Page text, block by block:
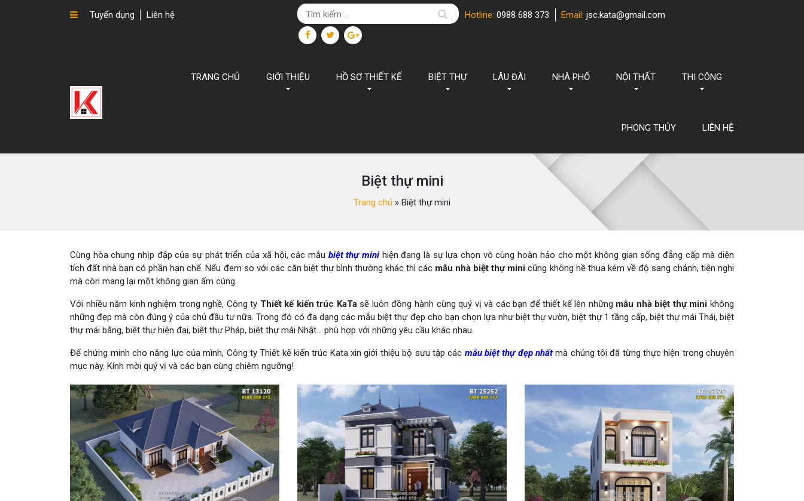
Tuyển dụng Liên hệ Hotline: 0988 688 373 Email: jsc.kata@gmail.com
TRANG CHỦ GIỚI THIỆU HỒ SƠ THIẾT KẾ BIỆT THỰ LÂU ĐÀI NHÀ PHỐ NỘI THẤT THI CÔNG
PHONG THỦY LIÊN HỆ
Biệt thự mini
Trang chủ » Biệt thự mini
Cùng hòa chung nhịp đập của sự phát triển của xã hội, các mẫu biệt thự minihiện đang là sự lựa chọn vô cùng hoàn hảo cho một không gian sống đẳng cấp mà diện
tích đất nhà bạn có phần hạn chế. Nếu đem so với các căn biệt thự bình thường khác thì các mẫu nhà biệt thự mini cũng không hề thua kém về độ sang chảnh, tiện nghi
mà còn mang lại một không gian ấm cúng.
Với nhiều năm kinh nghiệm trong nghề, Công ty Thiết kế kiến trúc KaTasẽ luôn đồng hành cùng quý vị và các bạn để thiết kế lên những mẫu nhà biệt thự mini không
những đẹp mà còn đúng ý của chủ đầu tư nữa. Trong đó có đa dạng các mẫu biệt thự đẹp cho bạn chọn lựa như biệt thự vườn, biệt thự 1 tầng cấp, biệt thự mái Thái, biệt
thự mái bằng, biệt thự hiện đại, biệt thự Pháp, biệt thự mái Nhật… phù hợp với những yêu cầu khác nhau.
Để chứng minh cho năng lực của mình, Công ty Thiết kế kiến trúc Kata xin giới thiệu bộ sưu tập các mẫu biệt thự đẹp nhấtmà chúng tôi đã từng thực hiện trong chuyên
mục này. Kính mời quý vị và các bạn cùng chiêm ngưỡng!